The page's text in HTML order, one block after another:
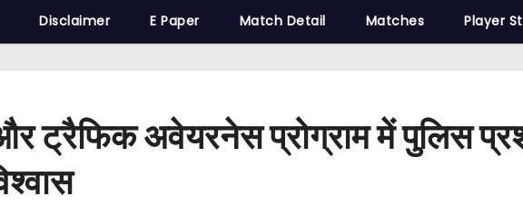
Disclaimer E Paper Match Detail Matches Player
ट्रैफिक अवेयरनेस प्रोग्राम में पुलिस